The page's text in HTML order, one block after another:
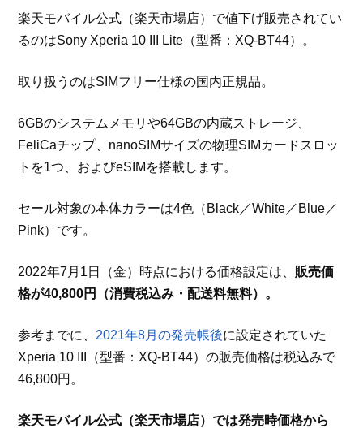
楽天モバイル公式（楽天市場店）で値下げ販売されてい
るのはSony Xperia 10 III Lite（型番：XQ-BT44）。
取り扱うのはSIMフリー仕様の国内正規品。
6GBのシステムメモリや64GBの内蔵ストレージ、
FeliCaチップ、nanoSIMサイズの物理SIMカードスロッ
トを1つ、およびeSIMを搭載します。
セール対象の本体カラーは4色（Black／White／Blue／
Pink）です。
2022年7月1日（金）時点における価格設定は、 販売価
格が40,800円（消費税込み・配送料無料）。
参考までに、 2021年8月の発売帳後に設定されていた
Xperia 10 III（型番：XQ-BT44）の販売価格は税込みで
46,800円。
楽天モバイル公式（楽天市場店）では発売時価格から